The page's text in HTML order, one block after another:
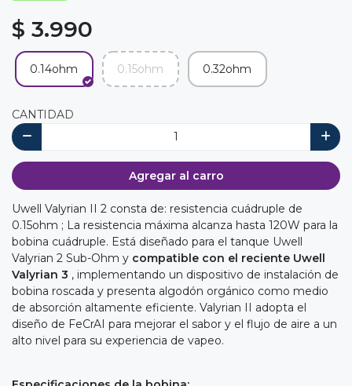
$ 3.990
0.14ohm 0.15ohm 0.32ohm
CANTIDAD
Agregar al carro
Uwell Valyrian II 2 consta de: resistencia cuádruple de
0.15ohm ; La resistencia máxima alcanza hasta 120W para la
bobina cuádruple. Está diseñado para el tanque Uwell
Valyrian 2 Sub-Ohm y compatible con el reciente Uwell
Valyrian 3 , implementando un dispositivo de instalación de
bobina roscada y presenta algodón orgánico como medio
de absorción altamente eficiente. Valyrian II adopta el
diseño de FeCrAI para mejorar el sabor y el flujo de aire a un
alto nivel para su experiencia de vapeo.